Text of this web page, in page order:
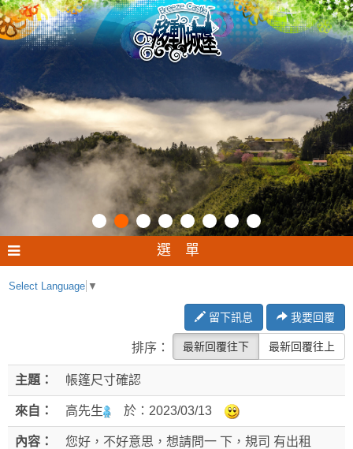
選 單
Select Language ▼
留下訊息 我要回覆
排序： 最新回覆往下 最新回覆往上
主題： 帳篷尺寸確認
來自： 高先生 於： 2023/03/13
內容：
您好，不好意思，想請問一 下，規司 有出租